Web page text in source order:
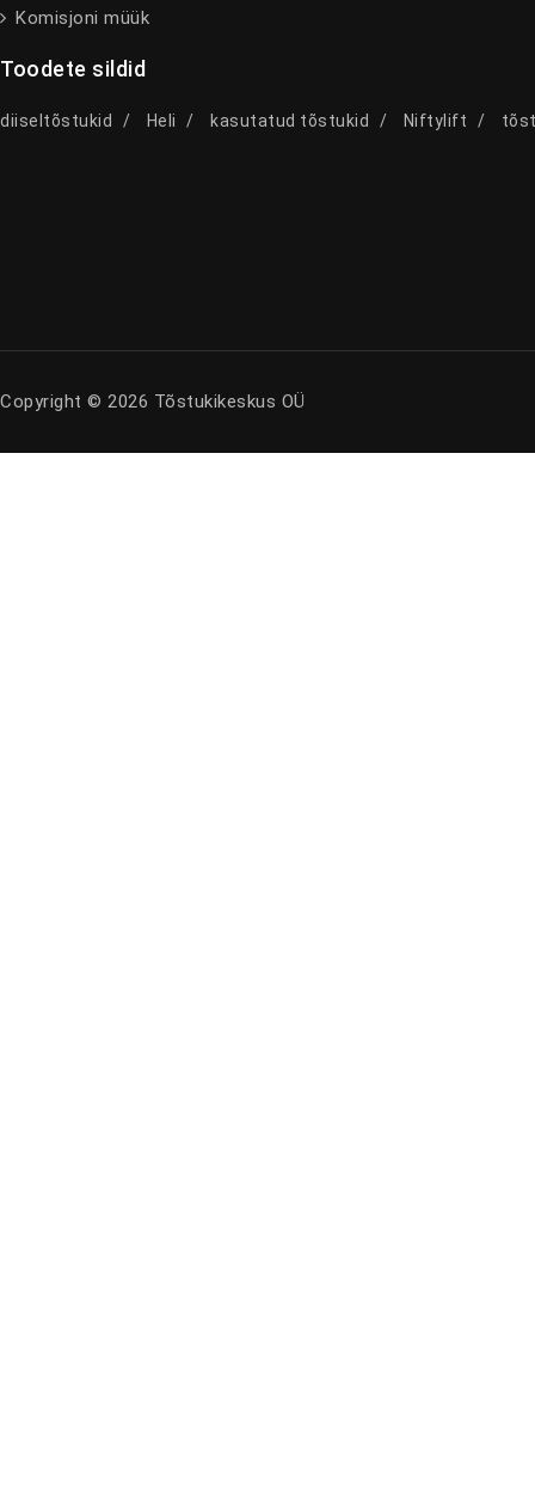
Komisjoni müük
Toodete sildid
diiseltõstukid Heli kasutatud tõstukid Niftylift
Copyright © 2026 Tõstukikeskus OÜ